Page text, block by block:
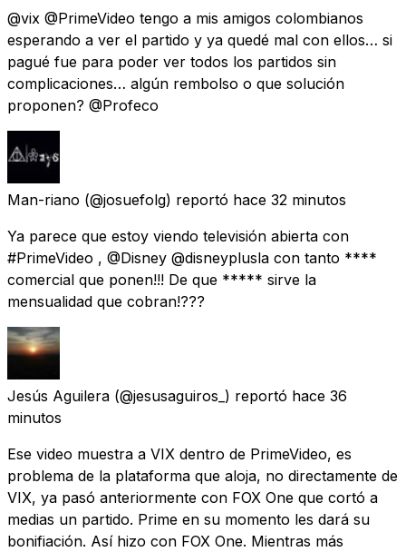
@vix @PrimeVideo tengo a mis amigos colombianos
esperando a ver el partido y ya quedé mal con ellos… si
pagué fue para poder ver todos los partidos sin
complicaciones… algún rembolso o que solución
proponen? @Profeco
Man-riano (@josuefolg) reportó hace 32 minutos
Ya parece que estoy viendo televisión abierta con
#PrimeVideo , @Disney @disneyplusla con tanto ****
comercial que ponen!!! De que ***** sirve la
mensualidad que cobran!???
Jesús Aguilera (@jesusaguiros_) reportó hace 36
minutos
Ese video muestra a VIX dentro de PrimeVideo, es
problema de la plataforma que aloja, no directamente de
VIX, ya pasó anteriormente con FOX One que cortó a
medias un partido. Prime en su momento les dará su
bonifiación. Así hizo con FOX One. Mientras más